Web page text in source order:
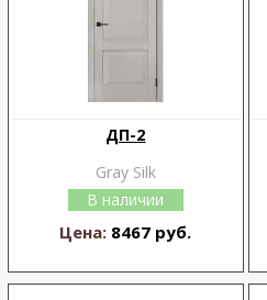
ДП-2
Gray Silk
В наличии
Цена: 8467 руб.